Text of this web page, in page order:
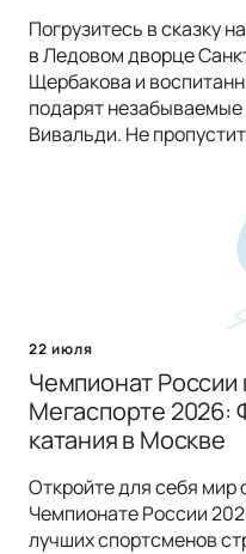
Погрузитесь в сказку
в Ледовом дворце
Щербакова и
подарят
Вивальди. Не
22 июля
Чемпионат России
Мегаспорте 2026:
катания в Москве
Откройте для себя мир
Чемпионате России
лучших спортсменов